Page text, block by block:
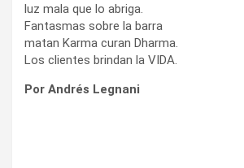
luz mala que lo abriga.
Fantasmas sobre la barra
matan Karma curan Dharma.
Los clientes brindan la VIDA.
Por Andrés Legnani